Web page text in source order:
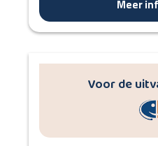
Meer
Voor de